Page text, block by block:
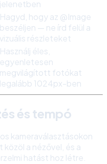
jelenetben
Hagyd, hogy az @Image
beszéljen — ne írd felül a
vizuális részleteket
Használj éles,
egyenletesen
megvilágított fotókat
legalább 1024px-ben
és tempó
kameraválasztásokon
a nézővel, és a
hatást hoz létre.